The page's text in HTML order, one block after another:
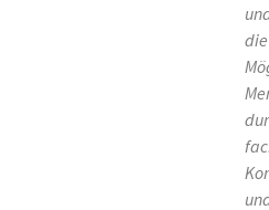
die